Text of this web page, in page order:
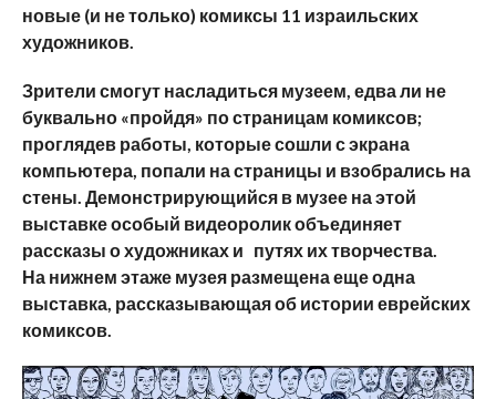
новые (и не только) комиксы 11 израильских
художников.
Зрители смогут насладиться музеем, едва ли не
буквально «пройдя» по страницам комиксов;
проглядев работы, которые сошли с экрана
компьютера, попали на страницы и взобрались на
стены. Демонстрирующийся в музее на этой
выставке особый видеоролик объединяет
рассказы о художниках и путях их творчества.
На нижнем этаже музея размещена еще одна
выставка, рассказывающая об истории еврейских
комиксов.